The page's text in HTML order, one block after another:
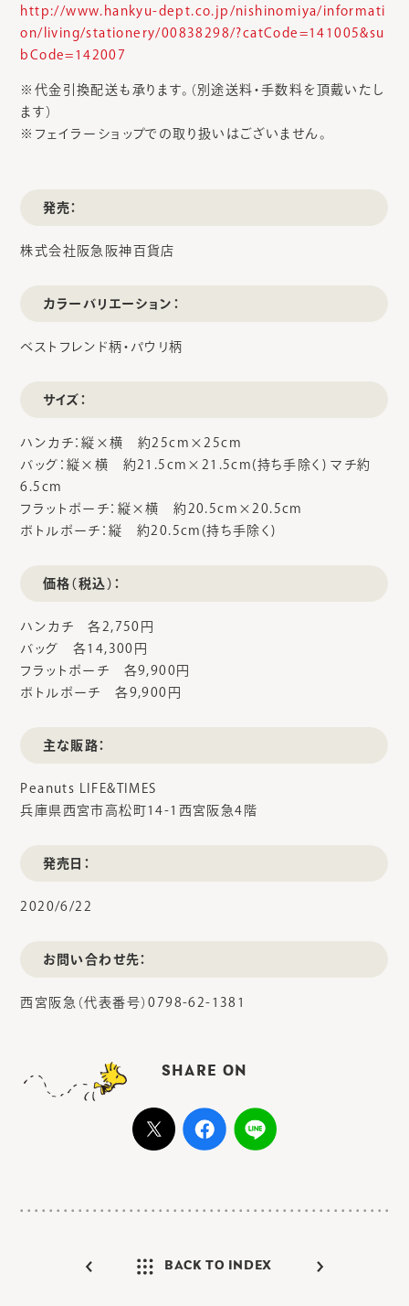
http://www.hankyu-dept.co.jp/nishinomiya/informati
on/living/stationery/00838298/?catCode=141005&su
bCode=142007
※代金引換配送も承ります。（別途送料・手数料を頂戴いたし
ます）
※フェイラーショップでの取り扱いはございません。
発売：
株式会社阪急阪神百貨店
カラーバリエーション：
ベストフレンド柄・パウリ柄
サイズ：
ハンカチ：縦×横 約25cm×25cm
バッグ：縦×横 約21.5cm×21.5cm(持ち手除く) マチ約
6.5cm
フラットポーチ：縦×横 約20.5cm×20.5cm
ボトルポーチ：縦 約20.5cm(持ち手除く)
価格（税込）：
ハンカチ 各2,750円
バッグ 各14,300円
フラットポーチ 各9,900円
ボトルポーチ 各9,900円
主な販路：
Peanuts LIFE&TIMES
兵庫県西宮市高松町14-1西宮阪急4階
発売日：
2020/6/22
お問い合わせ先：
西宮阪急（代表番号）0798-62-1381
SHARE ON
BACK TO INDEX